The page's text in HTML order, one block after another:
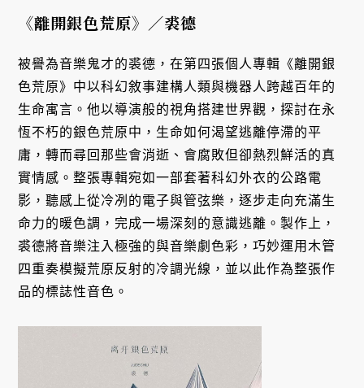
《離開銀色荒原》 ／裘德
被譽為音樂鬼才的裘德，在第四張個人專輯《離開銀
色荒原》中以科幻敘事建構人類與機器人跨越百年的
生命寓言。他以導演般的視角搭建世界觀，探討在永
恆不朽的銀色荒原中，生命如何渴望逃離停滯的平
庸，轉而尋回那些會消逝、會腐敗但卻熱烈鮮活的真
實情感。整張專輯宛如一部套著科幻外衣的公路電
影，聽感上從冷冽的電子與管弦樂，逐步走向充滿生
命力的暖色調，完成一場深刻的意識逃離。製作上，
裘德將音樂注入極強的與音樂劇色彩，巧妙運用木管
四重奏模擬荒原反射的冷調光線，並以此作為整張作
品的標誌性音色。